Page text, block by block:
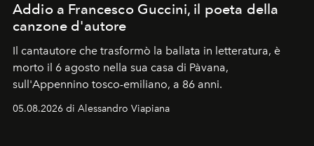
Addio a Francesco Guccini, il poeta della
canzone d'autore
Il cantautore che trasformò la ballata in letteratura, è
morto il 6 agosto nella sua casa di Pàvana,
sull'Appennino tosco-emiliano, a 86 anni.
05.08.2026 di Alessandro Viapiana